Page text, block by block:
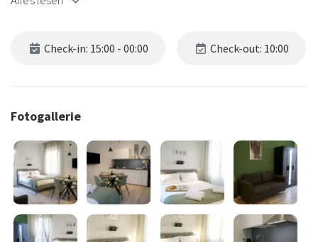
Check-in: 15:00 - 00:00 Check-out: 10:00
Fotogallerie